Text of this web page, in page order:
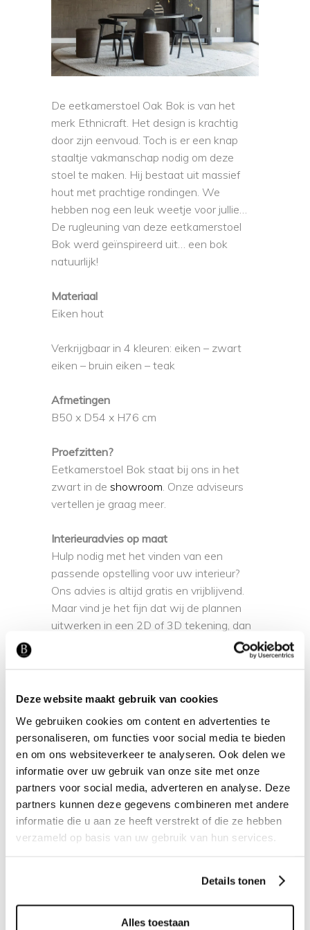
Deze website maakt gebruik van cookies
We gebruiken cookies om content en advertenties te
personaliseren, om functies voor social media te bieden
en om ons websiteverkeer te analyseren. Ook delen we
informatie over uw gebruik van onze site met onze
partners voor social media, adverteren en analyse. Deze
partners kunnen deze gegevens combineren met andere
informatie die u aan ze heeft verstrekt of die ze hebben
verzameld op basis van uw gebruik van hun services.
Details tonen
Alles toestaan
De eetkamerstoel Oak Bok is van het
merk Ethnicraft. Het design is krachtig
door zijn eenvoud. Toch is er een knap
staaltje vakmanschap nodig om deze
stoel te maken. Hij bestaat uit massief
hout met prachtige rondingen. We
hebben nog een leuk weetje voor jullie…
De rugleuning van deze eetkamerstoel
Bok werd geïnspireerd uit… een bok
natuurlijk!
Materiaal
Eiken hout
Verkrijgbaar in 4 kleuren: eiken – zwart
eiken – bruin eiken – teak
Afmetingen
B50 x D54 x H76 cm
Proefzitten?
Eetkamerstoel Bok staat bij ons in het
zwart in de showroom . Onze adviseurs
vertellen je graag meer.
Interieuradvies op maat
Hulp nodig met het vinden van een
passende opstelling voor uw interieur?
Ons advies is altijd gratis en vrijblijvend.
Maar vind je het fijn dat wij de plannen
uitwerken in een 2D of 3D tekening, dan
op maat
interieur
Tags: ETHNICRAFT
Related projects
BIJZETTAFELS